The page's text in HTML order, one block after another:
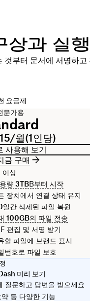
상과 실
것부터 문서에 서명하
요금제
문가용
월(1인당)
사용해 보기
금 구매
이상
량 3TBB부터 시작
장치에서 연결 상태 유지
일간 삭제된 파일 복원
100GB의 파일 전송
편집 및 서명 받기
할 파일에 브랜드 표시
번호로 파일 보호
미리 보기
질문하고 답변을 받으세요
등 다양한 기능